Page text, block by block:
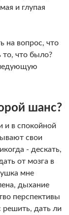
и глупая
на вопрос, что
то, что было?
шанс?
и в спокойной
свои
- дескать,
от мозга в
мне
дыхание
перспективы
решить, дать ли